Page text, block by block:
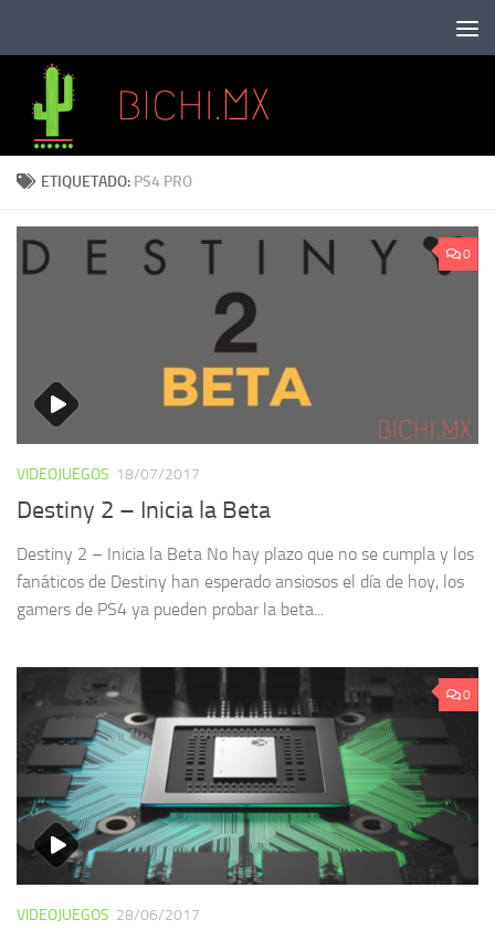
ETIQUETADO: PS4 PRO
0
VIDEOJUEGOS 18/07/2017
Destiny 2 – Inicia la Beta
Destiny 2 – Inicia la Beta No hay plazo que no se cumpla y los
fanáticos de Destiny han esperado ansiosos el día de hoy, los
gamers de PS4 ya pueden probar la beta...
0
VIDEOJUEGOS 28/06/2017